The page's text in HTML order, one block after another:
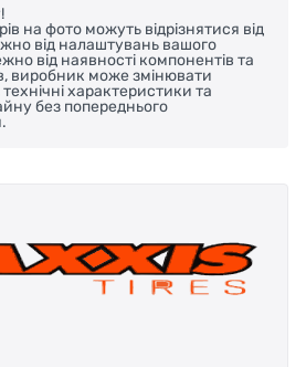
на фото можуть відрізнятися від
від налаштувань вашого
від наявності компонентів та
виробник може змінювати
характеристики та
без попереднього